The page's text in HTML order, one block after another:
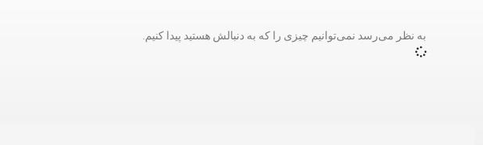
به نظر می‌رسد نمی‌توانیم چیزی را که به دنبالش هستید پیدا کنیم.